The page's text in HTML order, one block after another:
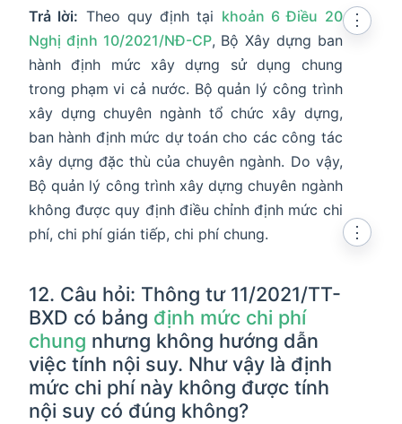
Trả lời: Theo quy định tại khoản 6 Điều 20
Nghị định 10/2021/NĐ-CP, Bộ Xây dựng ban
hành định mức xây dựng sử dụng chung
trong phạm vi cả nước. Bộ quản lý công trình
xây dựng chuyên ngành tổ chức xây dựng,
ban hành định mức dự toán cho các công tác
xây dựng đặc thù của chuyên ngành. Do vậy,
Bộ quản lý công trình xây dựng chuyên ngành
không được quy định điều chỉnh định mức chi
phí, chi phí gián tiếp, chi phí chung.
⋮
12. Câu hỏi: Thông tư 11/2021/TT-
BXD có bảng định mức chi phí
chung nhưng không hướng dẫn
việc tính nội suy. Như vậy là định
mức chi phí này không được tính
nội suy có đúng không?
⋮